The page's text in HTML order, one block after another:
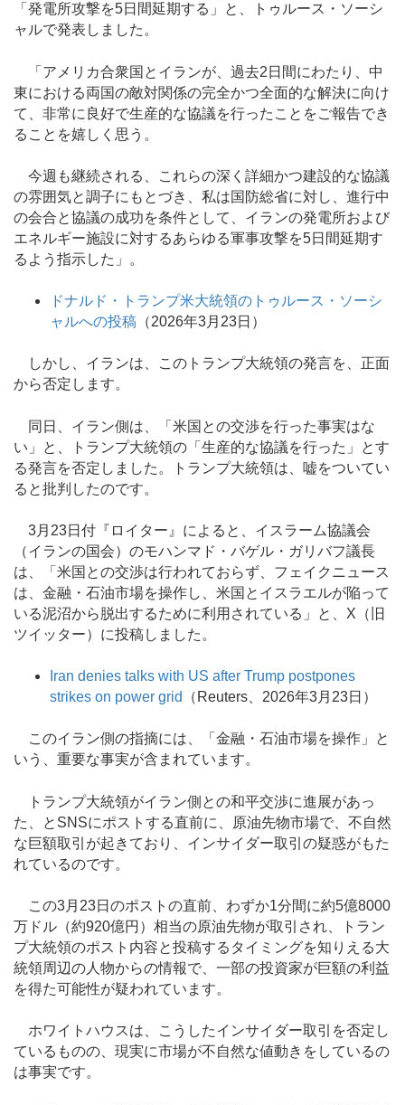
「発電所攻撃を5日間延期する」と、トゥルース・ソーシ
ャルで発表しました。
「アメリカ合衆国とイランが、過去2日間にわたり、中
東における両国の敵対関係の完全かつ全面的な解決に向け
て、非常に良好で生産的な協議を行ったことをご報告でき
ることを嬉しく思う。
今週も継続される、これらの深く詳細かつ建設的な協議
の雰囲気と調子にもとづき、私は国防総省に対し、進行中
の会合と協議の成功を条件として、イランの発電所および
エネルギー施設に対するあらゆる軍事攻撃を5日間延期す
るよう指示した」。
ドナルド・トランプ米大統領のトゥルース・ソーシ
ャルへの投稿 （2026年3月23日）
しかし、イランは、このトランプ大統領の発言を、正面
から否定します。
同日、イラン側は、「米国との交渉を行った事実はな
い」と、トランプ大統領の「生産的な協議を行った」とす
る発言を否定しました。トランプ大統領は、嘘をついてい
ると批判したのです。
3月23日付『ロイター』によると、イスラーム協議会
（イランの国会）のモハンマド・バゲル・ガリバフ議長
は、「米国との交渉は行われておらず、フェイクニュース
は、金融・石油市場を操作し、米国とイスラエルが陥って
いる泥沼から脱出するために利用されている」と、X（旧
ツイッター）に投稿しました。
Iran denies talks with US after Trump postpones
strikes on power grid
（Reuters、2026年3月23日）
このイラン側の指摘には、「金融・石油市場を操作」と
いう、重要な事実が含まれています。
トランプ大統領がイラン側との和平交渉に進展があっ
た、とSNSにポストする直前に、原油先物市場で、不自然
な巨額取引が起きており、インサイダー取引の疑惑がもた
れているのです。
この3月23日のポストの直前、わずか1分間に約5億8000
万ドル（約920億円）相当の原油先物が取引され、トラン
プ大統領のポスト内容と投稿するタイミングを知りえる大
統領周辺の人物からの情報で、一部の投資家が巨額の利益
を得た可能性が疑われています。
ホワイトハウスは、こうしたインサイダー取引を否定し
ているものの、現実に市場が不自然な値動きをしているの
は事実です。